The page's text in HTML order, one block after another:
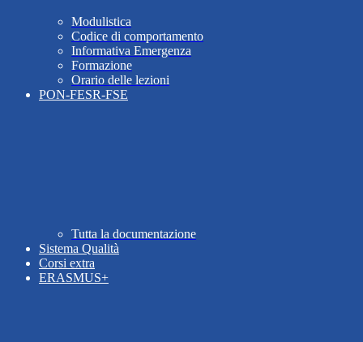
Modulistica
Codice di comportamento
Informativa Emergenza
Formazione
Orario delle lezioni
PON-FESR-FSE
Tutta la documentazione
Sistema Qualità
Corsi extra
ERASMUS+